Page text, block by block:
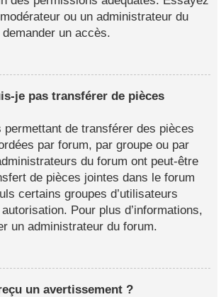
ou un administrateur du
un accès.
je pas transférer de pièces
permettant de transférer des pièces
par forum, par groupe ou par
du forum ont peut-être
de pièces jointes dans le forum
certains groupes d’utilisateurs
Pour plus d’informations,
un administrateur du forum.
un avertissement ?